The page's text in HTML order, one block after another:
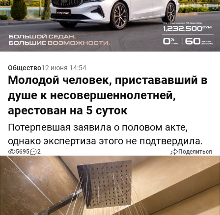
Общество12 июня 14:54
Молодой человек, пристававший в
душе к несовершеннолетней,
арестован на 5 суток
Потерпевшая заявила о половом акте,
однако экспертиза этого не подтвердила.
5695 2 Поделиться